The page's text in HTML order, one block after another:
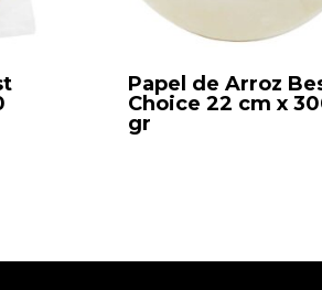
Papel de Arroz
Choice 22 cm x
gr